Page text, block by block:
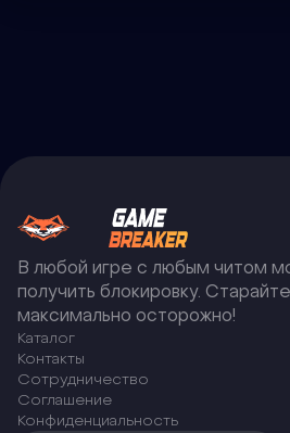
В любой игре с любым читом
получить блокировку.
максимально осторожно!
Каталог
Контакты
Сотрудничество
Соглашение
Конфиденциальность